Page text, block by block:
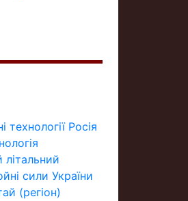
технології Росія
літальний
сили України
(регіон)